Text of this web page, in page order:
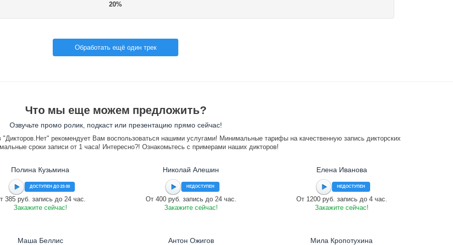
21%
Обработать ещё один трек
Что мы еще можем предложить?
Озвучьте промо ролик, подкаст или презентацию прямо сейчас!
рекомендует Вам воспользоваться нашими услугами! Минимальные тарифы на качественную запись дикторских
сроки записи от 1 часа! Интересно?! Ознакомьтесь с примерами наших дикторов!
Полина Кузьмина
ДОСТУПЕН ДО 23:00
385 руб. запись до 24 час.
Закажите сейчас!
Николай Алешин
НЕДОСТУПЕН
От 400 руб. запись до 24 час.
Закажите сейчас!
Елена Иванова
НЕДОСТУПЕН
От 1200 руб. запись до 4 час.
Закажите сейчас!
Маша Беллис Антон Ожигов Мила Кропотухина